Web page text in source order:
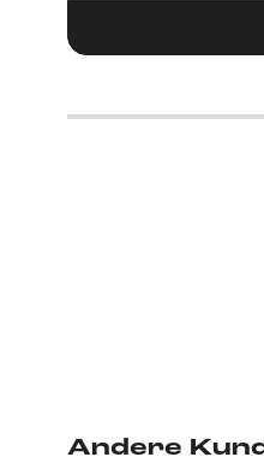
Andere